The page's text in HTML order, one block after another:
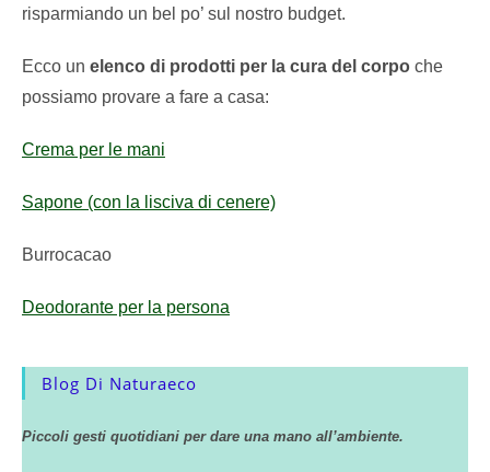
risparmiando un bel po’ sul nostro budget.
Ecco un elenco di prodotti per la cura del corpo che
possiamo provare a fare a casa:
Crema per le mani
Sapone (con la lisciva di cenere)
Burrocacao
Deodorante per la persona
Blog Di Naturaeco
Piccoli gesti quotidiani per dare una mano all’ambiente.